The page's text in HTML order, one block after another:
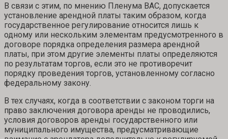
В связи с этим, по мнению Пленума ВАС, допускается
установление арендной платы таким образом, когда
государственное регулирование относится лишь к
одному или нескольким элементам предусмотренного в
договоре порядка определения размера арендной
платы, при этом другие элементы платы определяются
по результатам торгов, если это не противоречит
порядку проведения торгов, установленному согласно
федеральному закону.
В тех случаях, когда в соответствии с законом торги на
право заключения договора аренды не проводились,
условия договоров аренды государственного или
муниципального имущества, предусматривающие